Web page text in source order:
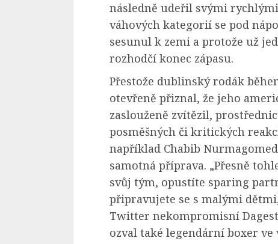
následně udeřil svými
váhových kategorií se pod
sesunul k zemi a protože už
rozhodčí konec zápasu.
Přestože dublinský rodák
otevřeně přiznal, že jeho
zaslouženě zvítězil,
posměšných či kritických
například Chabib
samotná příprava. „Přesně
svůj tým, opustíte sparing
připravujete se s malými
Twitter nekompromisní
ozval také legendární boxer ve